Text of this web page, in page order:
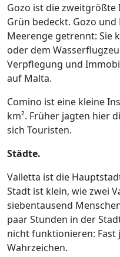
Gozo ist die zweitgrößte
Grün bedeckt. Gozo
Meerenge getrennt: Sie
oder dem
Verpflegung und
auf Malta.
Comino ist eine kleine
km². Früher jagten hier
sich Touristen.
Städte.
Valletta ist die
Stadt ist klein, wie zwei
siebentausend
paar Stunden in der
nicht funktionieren: Fast
Wahrzeichen.